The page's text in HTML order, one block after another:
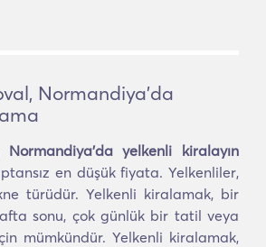
Normandiya'da
Normandiya'da yelkenli kiralayın
en düşük fiyata. Yelkenliler,
türüdür. Yelkenli kiralamak, bir
sonu, çok günlük bir tatil veya
mümkündür. Yelkenli kiralamak,